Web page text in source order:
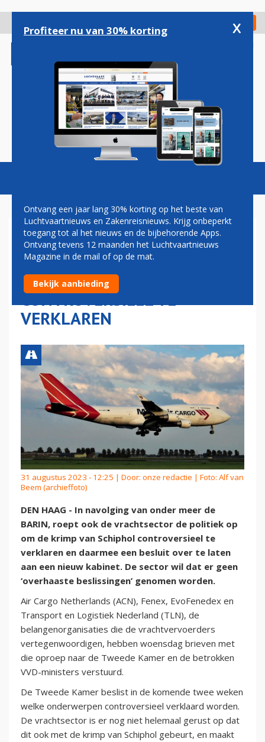
gaan
Check in
Magazine Podcasts Vacatures
OOK VRACHTSECTOR ROEPT
TWEEDE KAMER OP OM
SCHIPHOL-KRIMP
CONTROVERSIEEL TE
VERKLAREN
31 augustus 2023 - 12:25 | Door: onze redactie | Foto: Alf van
Beem (archieffoto)
DEN HAAG - In navolging van onder meer de
BARIN, roept ook de vrachtsector de politiek op
om de krimp van Schiphol controversieel te
verklaren en daarmee een besluit over te laten
aan een nieuw kabinet. De sector wil dat er geen
‘overhaaste beslissingen’ genomen worden.
Air Cargo Netherlands (ACN), Fenex, EvoFenedex en
Transport en Logistiek Nederland (TLN), de
belangenorganisaties die de vrachtvervoerders
vertegenwoordigen, hebben woensdag brieven met
die oproep naar de Tweede Kamer en de betrokken
VVD-ministers verstuurd.
De Tweede Kamer beslist in de komende twee weken
welke onderwerpen controversieel verklaard worden.
De vrachtsector is er nog niet helemaal gerust op dat
dit ook met de krimp van Schiphol gebeurt, en maakt
Profiteer nu van 30% korting x
Ontvang een jaar lang 30% korting op het beste van
Luchtvaartnieuws en Zakenreisnieuws. Krijg onbeperkt
toegang tot al het nieuws en de bijbehorende Apps.
Ontvang tevens 12 maanden het Luchtvaartnieuws
Magazine in de mail of op de mat.
Bekijk aanbieding